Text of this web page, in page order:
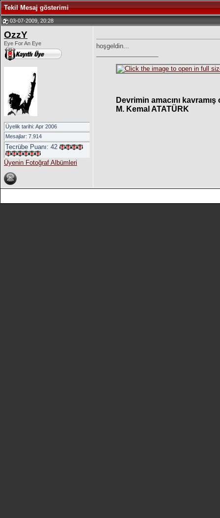
Tekil Mesaj gösterimi
03-07-2009, 20:28
OzzY
Eye For An Eye
Üyelik tarihi: Apr 2006
Mesajlar: 7.914
Tecrübe Puanı: 42
Üyenin Fotoğraf Albümleri
hoşgeldin...
Devrimin amacını
M. Kemal ATATÜRK